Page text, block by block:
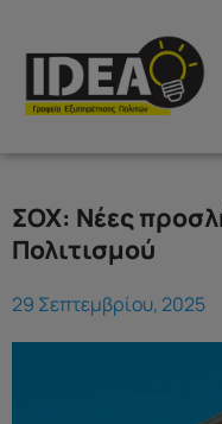
ΣΟΧ: Νέες
Πολιτισμού
29 Σεπτεμβρίου, 2025